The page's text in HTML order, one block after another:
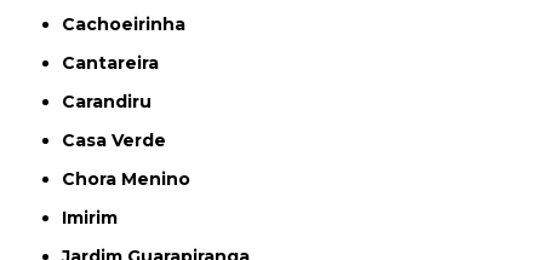
Cachoeirinha
Cantareira
Carandiru
Casa Verde
Chora Menino
Imirim